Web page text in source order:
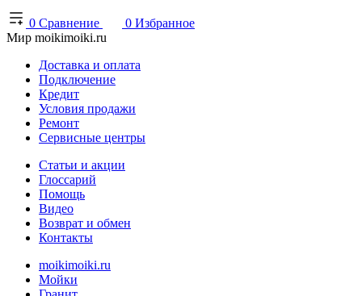
0 Сравнение 0 Избранное
Мир moikimoiki.ru
Доставка и оплата
Подключение
Кредит
Условия продажи
Ремонт
Сервисные центры
Статьи и акции
Глоссарий
Помощь
Видео
Возврат и обмен
Контакты
moikimoiki.ru
Мойки